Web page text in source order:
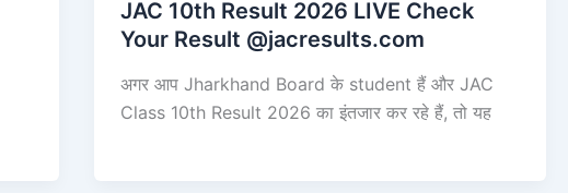
JAC 10th Result 2026 LIVE Check
Your Result @jacresults.com
अगर आप Jharkhand Board के student हैं और JAC
Class 10th Result 2026 का इंतजार कर रहे हैं, तो यह